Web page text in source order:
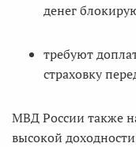
денег
требуют
страховку
МВД России также
высокой